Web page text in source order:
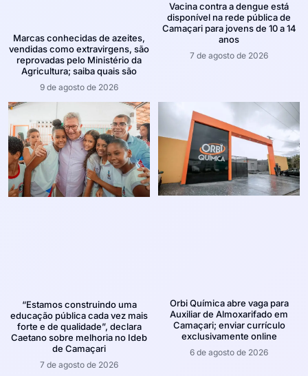
Marcas conhecidas de azeites,
vendidas como extravirgens, são
reprovadas pelo Ministério da
Agricultura; saiba quais são
9 de agosto de 2026
Vacina contra a dengue está
disponível na rede pública de
Camaçari para jovens de 10 a 14
anos
7 de agosto de 2026
“Estamos construindo uma
educação pública cada vez mais
forte e de qualidade”, declara
Caetano sobre melhoria no Ideb
de Camaçari
7 de agosto de 2026
Orbi Química abre vaga para
Auxiliar de Almoxarifado em
Camaçari; enviar currículo
exclusivamente online
6 de agosto de 2026